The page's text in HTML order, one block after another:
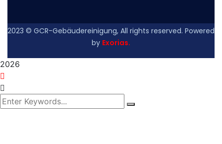
2023 © GCR-Gebäudereinigung, All rights reserved. Powered
by Exorias.
2026